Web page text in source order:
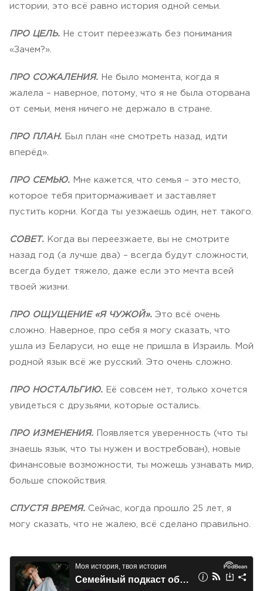
истории, это всё равно история одной семьи.
ПРО ЦЕЛЬ. Не стоит переезжать без понимания
«Зачем?».
ПРО СОЖАЛЕНИЯ. Не было момента, когда я
жалела – наверное, потому, что я не была оторвана
от семьи, меня ничего не держало в стране.
ПРО ПЛАН. Был план «не смотреть назад, идти
вперёд».
ПРО СЕМЬЮ. Мне кажется, что семья – это место,
которое тебя притормаживает и заставляет
пустить корни. Когда ты уезжаешь один, нет такого.
СОВЕТ. Когда вы переезжаете, вы не смотрите
назад год (а лучше два) – всегда будут сложности,
всегда будет тяжело, даже если это мечта всей
твоей жизни.
ПРО ОЩУЩЕНИЕ «Я ЧУЖОЙ». Это всё очень
сложно. Наверное, про себя я могу сказать, что
ушла из Беларуси, но еще не пришла в Израиль. Мой
родной язык всё же русский. Это очень сложно.
ПРО НОСТАЛЬГИЮ. Её совсем нет, только хочется
увидеться с друзьями, которые остались.
ПРО ИЗМЕНЕНИЯ. Появляется уверенность (что ты
знаешь язык, что ты нужен и востребован), новые
финансовые возможности, ты можешь узнавать мир,
больше спокойствия.
СПУСТЯ ВРЕМЯ. Сейчас, когда прошло 25 лет, я
могу сказать, что не жалею, всё сделано правильно.